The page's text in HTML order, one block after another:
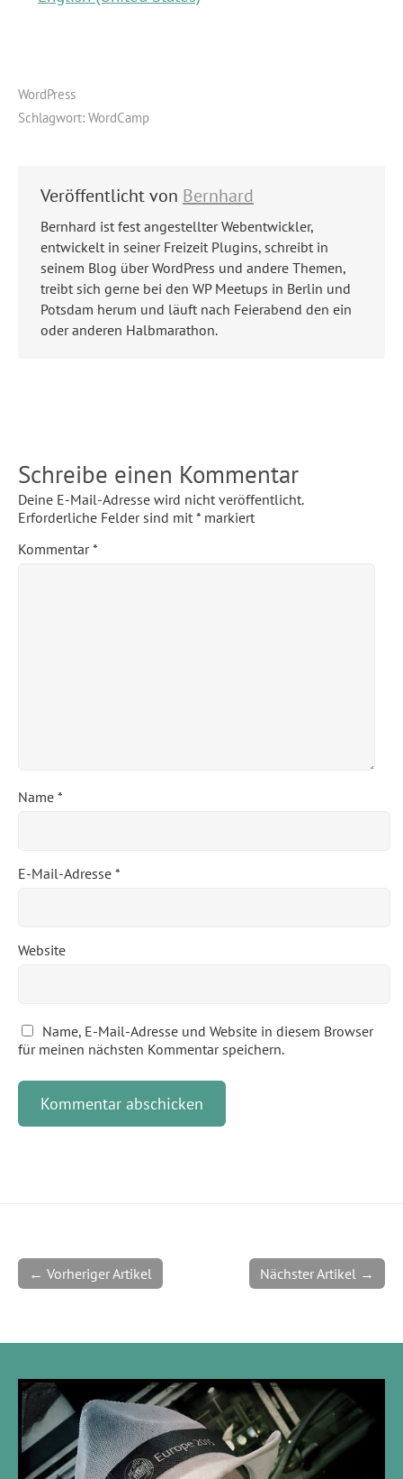
WordPress
Schlagwort: WordCamp
Veröffentlicht von Bernhard
Bernhard ist fest angestellter Webentwickler,
entwickelt in seiner Freizeit Plugins, schreibt in
seinem Blog über WordPress und andere Themen,
treibt sich gerne bei den WP Meetups in Berlin und
Potsdam herum und läuft nach Feierabend den ein
oder anderen Halbmarathon.
Schreibe einen Kommentar
Deine E-Mail-Adresse wird nicht veröffentlicht.
Erforderliche Felder sind mit * markiert
Kommentar*
Name *
E-Mail-Adresse *
Website
Name, E-Mail-Adresse und Website in diesem Browser
für meinen nächsten Kommentar speichern.
Nächster Artikel →
← Vorheriger Artikel